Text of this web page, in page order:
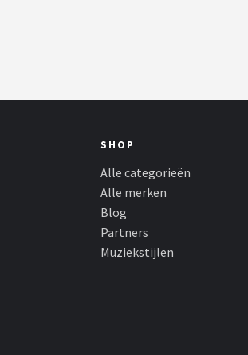
SHOP
Alle categorieën
Alle merken
Blog
Partners
Muziekstijlen